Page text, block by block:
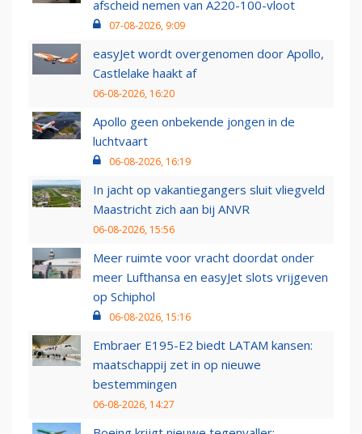
afscheid nemen van A220-100-vloot
07-08-2026, 9:09
easyJet wordt overgenomen door Apollo,
Castlelake haakt af
06-08-2026, 16:20
Apollo geen onbekende jongen in de
luchtvaart
06-08-2026, 16:19
In jacht op vakantiegangers sluit vliegveld
Maastricht zich aan bij ANVR
06-08-2026, 15:56
Meer ruimte voor vracht doordat onder
meer Lufthansa en easyJet slots vrijgeven
op Schiphol
06-08-2026, 15:16
Embraer E195-E2 biedt LATAM kansen:
maatschappij zet in op nieuwe
bestemmingen
06-08-2026, 14:27